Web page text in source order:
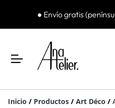
● Envío gratis
Inicio / Productos / Art Déco /